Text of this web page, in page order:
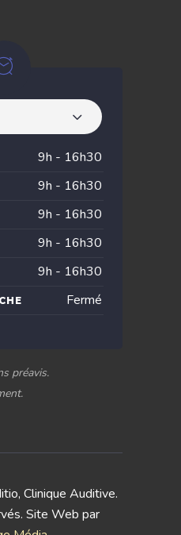
9h - 16h30
9h - 16h30
9h - 16h30
9h - 16h30
9h - 16h30
Fermé
préavis.
Clinique Auditive.
Site Web par